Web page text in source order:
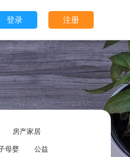
登录 注册
房产家居
母婴 公益